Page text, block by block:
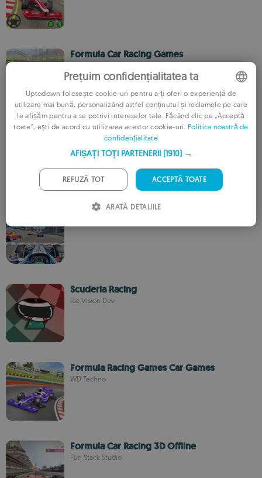
Formula Car Racing Games
Formula Car Stunt
Top Formula Car Highway Racing
Scuderia Racing
Ice Vision Dev
Formula Racing Games Car Games
WD Techno
Formula Car Racing 3D Offline
Fun Stack Studio
ENGLISH
FRENCH
PORTUGUESE
ITALIAN
ROMANIAN
Prețuim confidențialitatea ta
Uptodown folosește cookie-uri pentru a-ți oferi o experiență de
utilizare mai bună, personalizând astfel conținutul și reclamele pe care
le afișăm pentru a se potrivi intereselor tale. Făcând clic pe „Acceptă
toate”, ești de acord cu utilizarea acestor cookie-uri. Politica noastră de
confidențialitate
AFIȘAȚI TOȚI PARTENERII (1910) →
ACCEPTĂ TOATE
REFUZĂ TOT
ARATĂ DETALIILE